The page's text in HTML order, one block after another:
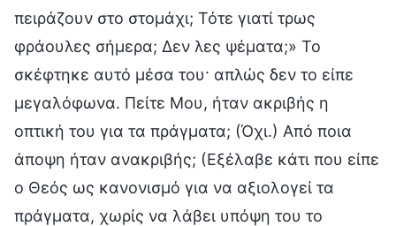
πειράζουν στο στομάχι; Τότε γιατί τρως
φράουλες σήμερα; Δεν λες ψέματα;» Το
σκέφτηκε αυτό μέσα του· απλώς δεν το είπε
μεγαλόφωνα. Πείτε Μου, ήταν ακριβής η
οπτική του για τα πράγματα; (Όχι.) Από ποια
άποψη ήταν ανακριβής; (Εξέλαβε κάτι που είπε
ο Θεός ως κανονισμό για να αξιολογεί τα
πράγματα, χωρίς να λάβει υπόψη του το